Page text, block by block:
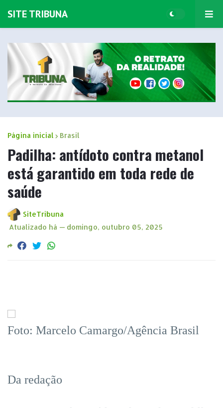
SITE TRIBUNA
Página inicial Brasil
Padilha: antídoto contra metanol
está garantido em toda rede de
saúde
SiteTribuna
Atualizado há — domingo, outubro 05, 2025
Foto: Marcelo Camargo/Agência Brasil
Da redação